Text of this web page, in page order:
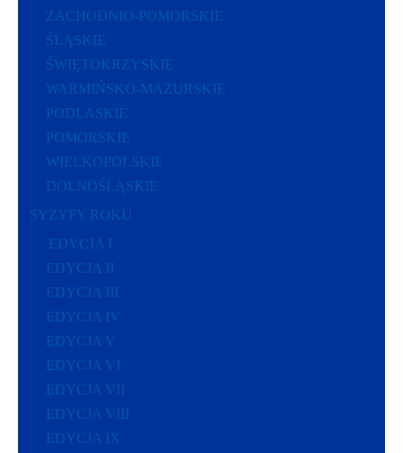
ZACHODNIO-POMORSKIE
ŚLĄSKIE
ŚWIĘTOKRZYSKIE
WARMIŃSKO-MAZURSKIE
PODLASKIE
POMORSKIE
WIELKOPOLSKIE
DOLNOŚLĄSKIE
SYZYFY ROKU
EDYCJA I
EDYCJA II
EDYCJA III
EDYCJA IV
EDYCJA V
EDYCJA VI
EDYCJA VII
EDYCJA VIII
EDYCJA IX